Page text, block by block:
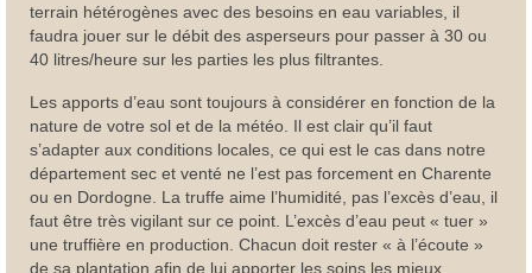
terrain hétérogènes avec des besoins en eau variables, il
faudra jouer sur le débit des asperseurs pour passer à 30 ou
40 litres/heure sur les parties les plus filtrantes.
Les apports d’eau sont toujours à considérer en fonction de la
nature de votre sol et de la météo. Il est clair qu’il faut
s’adapter aux conditions locales, ce qui est le cas dans notre
département sec et venté ne l’est pas forcement en Charente
ou en Dordogne. La truffe aime l’humidité, pas l’excès d’eau, il
faut être très vigilant sur ce point. L’excès d’eau peut « tuer »
une truffière en production. Chacun doit rester « à l’écoute »
de sa plantation afin de lui apporter les soins les mieux